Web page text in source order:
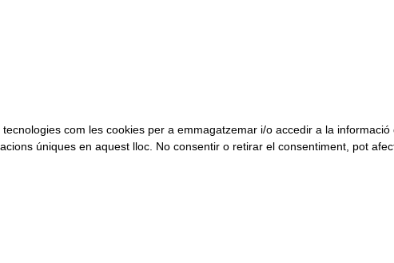
com les cookies per a emmagatzemar i/o accedir a la
úniques en aquest lloc. No consentir o retirar el consentiment, pot